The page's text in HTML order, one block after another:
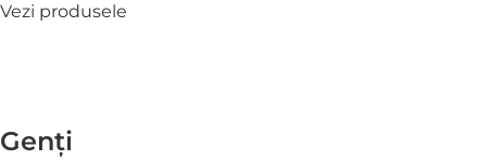
Vezi produsele
Genți